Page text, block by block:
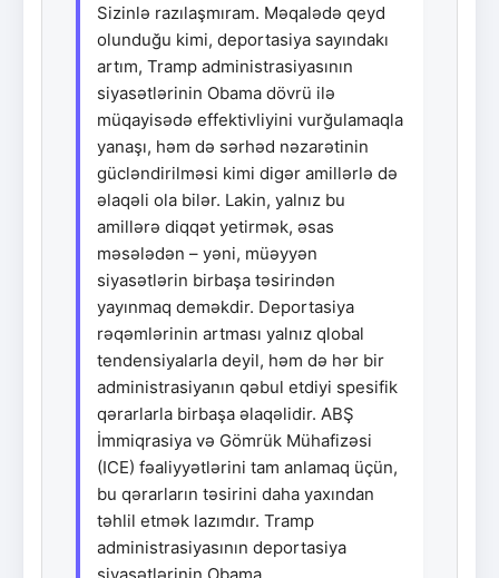
Sizinlə razılaşmıram. Məqalədə qeyd
olunduğu kimi, deportasiya sayındakı
artım, Tramp administrasiyasının
siyasətlərinin Obama dövrü ilə
müqayisədə effektivliyini vurğulamaqla
yanaşı, həm də sərhəd nəzarətinin
gücləndirilməsi kimi digər amillərlə də
əlaqəli ola bilər. Lakin, yalnız bu
amillərə diqqət yetirmək, əsas
məsələdən – yəni, müəyyən
siyasətlərin birbaşa təsirindən
yayınmaq deməkdir. Deportasiya
rəqəmlərinin artması yalnız qlobal
tendensiyalarla deyil, həm də hər bir
administrasiyanın qəbul etdiyi spesifik
qərarlarla birbaşa əlaqəlidir. ABŞ
İmmiqrasiya və Gömrük Mühafizəsi
(ICE) fəaliyyətlərini tam anlamaq üçün,
bu qərarların təsirini daha yaxından
təhlil etmək lazımdır. Tramp
administrasiyasının deportasiya